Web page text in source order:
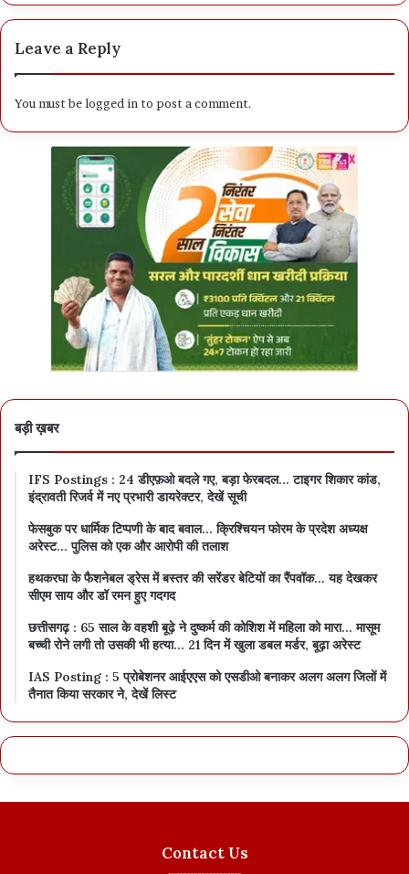
Leave a Reply
You must belogged in to post a comment.
बड़ी ख़बर
IFS Postings : 24 डीएफ़ओ बदले गए, बड़ा फेरबदल… टाइगर शिकार कांड,
इंद्रावती रिजर्व में नए प्रभारी डायरेक्टर, देखें सूची
फेसबुक पर धार्मिक टिप्पणी के बाद बवाल… क्रिश्चियन फोरम के प्रदेश अध्यक्ष
अरेस्ट… पुलिस को एक और आरोपी की तलाश
हथकरघा के फैशनेबल ड्रेस में बस्तर की सरेंडर बेटियों का रैंपवॉक… यह देखकर
सीएम साय और डॉ रमन हुए गदगद
छत्तीसगढ़ : 65 साल के वहशी बूढ़े ने दुष्कर्म की कोशिश में महिला को मारा… मासूम
बच्ची रोने लगी तो उसकी भी हत्या… 21 दिन में खुला डबल मर्डर, बूढ़ा अरेस्ट
IAS Posting : 5 प्रोबेशनर आईएएस को एसडीओ बनाकर अलग अलग जिलों में
तैनात किया सरकार ने, देखें लिस्ट
Contact Us